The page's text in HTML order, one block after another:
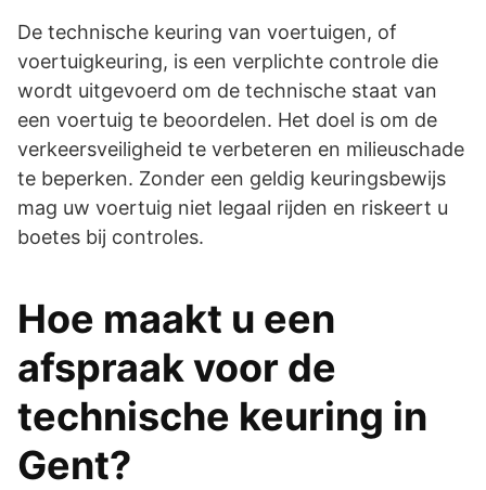
De technische keuring van voertuigen, of
voertuigkeuring, is een verplichte controle die
wordt uitgevoerd om de technische staat van
een voertuig te beoordelen. Het doel is om de
verkeersveiligheid te verbeteren en milieuschade
te beperken. Zonder een geldig keuringsbewijs
mag uw voertuig niet legaal rijden en riskeert u
boetes bij controles.
Hoe maakt u een
afspraak voor de
technische keuring in
Gent?